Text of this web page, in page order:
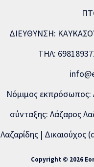
ΔΙΕΥΘΥΝΣΗ:
ΤΗΛ:
Νόμιμος εκπρόσωπος:
σύνταξης: Λάζαρος
Λαζαρίδης | Δικαιούχος
Copyright © 2026